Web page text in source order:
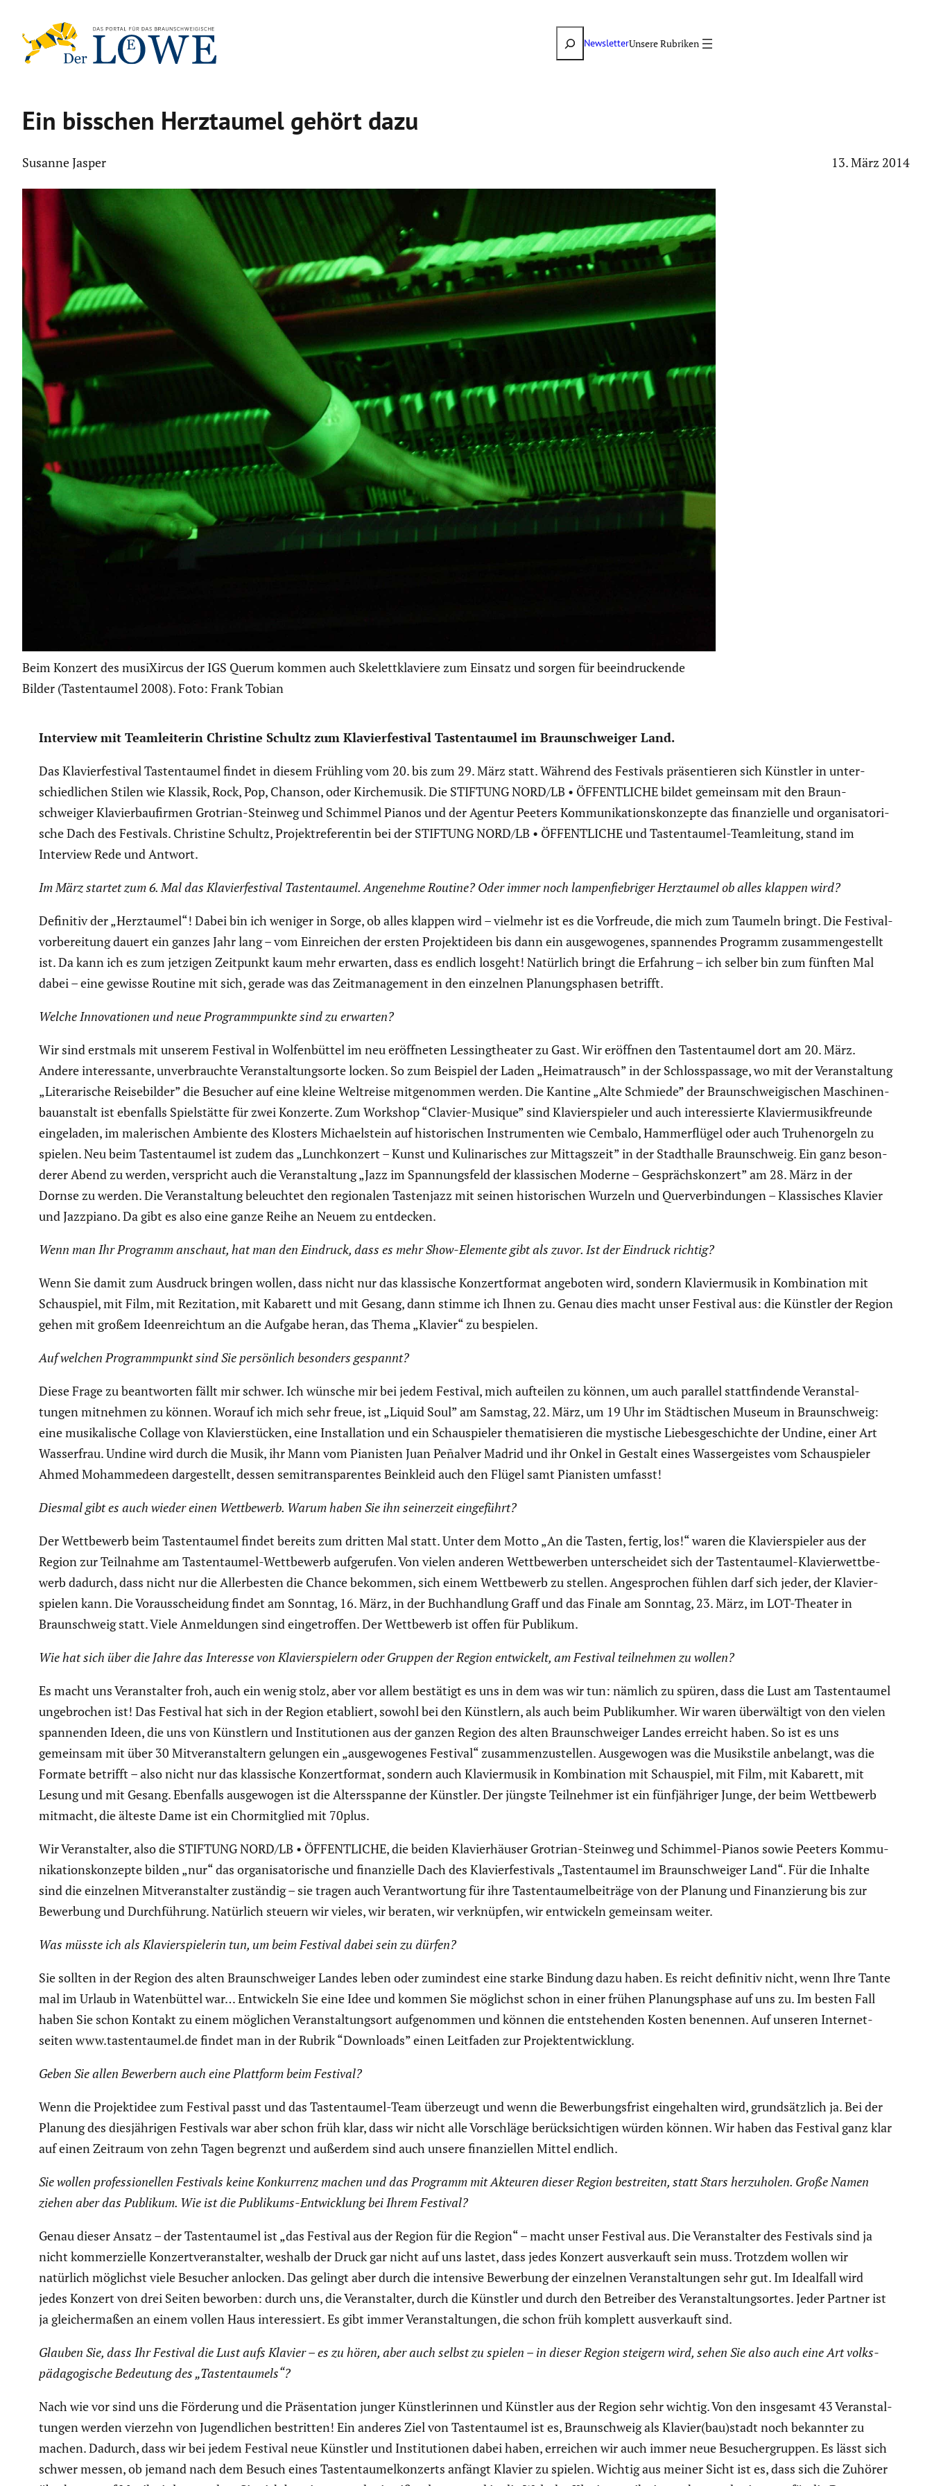
Inhalt
springen
SuchenNewsletter
Ein bisschen Herzt­aumel gehört dazu
Susanne Jasper 13. März 2014
Beim Konzert des musiXircus der IGS Querum kommen auch Skelettklaviere zum Einsatz und sorgen für beeindruckende
Bilder (Tastentaumel 2008). Foto: Frank Tobian
Interview mit Teamlei­terin Christine Schultz zum Klavier­fes­tival Tasten­taumel im Braun­schweiger Land.
Das Klavier­fes­tival Tasten­taumel findet in diesem Frühling vom 20. bis zum 29. März statt. Während des Festivals präsen­tieren sich Künstler in unter­
schied­li­chen Stilen wie Klassik, Rock, Pop, Chanson, oder Kirche­musik. Die STIFTUNG NORD/LB • ÖFFENTLICHE bildet gemeinsam mit den Braun­
schweiger Klavier­bau­firmen Grotrian-Steinweg und Schimmel Pianos und der Agentur Peeters Kommu­ni­ka­ti­ons­kon­zepte das finan­zi­elle und organi­sa­to­ri­
sche Dach des Festivals. Christine Schultz, Projekt­re­fe­rentin bei der STIFTUNG NORD/LB • ÖFFENTLICHE und Tasten­taumel-Teamlei­tung, stand im
Interview Rede und Antwort.
Im März startet zum 6. Mal das Klavier­fes­tival Tasten­taumel. Angenehme Routine? Oder immer noch lampen­fieb­riger Herzt­aumel ob alles klappen wird?
Definitiv der „Herzt­aumel“! Dabei bin ich weniger in Sorge, ob alles klappen wird – vielmehr ist es die Vorfreude, die mich zum Taumeln bringt. Die Festi­val­
vor­be­rei­tung dauert ein ganzes Jahr lang – vom Einrei­chen der ersten Projekt­ideen bis dann ein ausge­wo­genes, spannendes Programm zusam­men­ge­stellt
ist. Da kann ich es zum jetzigen Zeitpunkt kaum mehr erwarten, dass es endlich losgeht! Natürlich bringt die Erfahrung – ich selber bin zum fünften Mal
dabei – eine gewisse Routine mit sich, gerade was das Zeitma­nage­ment in den einzelnen Planungs­phasen betrifft.
Welche Innova­tionen und neue Programm­punkte sind zu erwarten?
Wir sind erstmals mit unserem Festival in Wolfen­büttel im neu eröff­neten Lessing­theater zu Gast. Wir eröffnen den Tasten­taumel dort am 20. März.
Andere inter­es­sante, unver­brauchte Veran­stal­tungs­orte locken. So zum Beispiel der Laden „Heimat­rausch” in der Schlos­s­pas­sage, wo mit der Veran­stal­tung
„Litera­ri­sche Reise­bilder” die Besucher auf eine kleine Weltreise mitge­nommen werden. Die Kantine „Alte Schmiede” der Braun­schwei­gi­schen Maschi­nen­
bau­an­stalt ist ebenfalls Spiel­stätte für zwei Konzerte. Zum Workshop “Clavier-Musique” sind Klavier­spieler und auch inter­es­sierte Klavier­mu­sik­freunde
einge­laden, im maleri­schen Ambiente des Klosters Michaelstein auf histo­ri­schen Instru­menten wie Cembalo, Hammer­flügel oder auch Truhen­or­geln zu
spielen. Neu beim Tasten­taumel ist zudem das „Lunch­kon­zert – Kunst und Kulina­ri­sches zur Mittags­zeit” in der Stadt­halle Braun­schweig. Ein ganz beson­
derer Abend zu werden, verspricht auch die Veran­stal­tung „Jazz im Spannungs­feld der klassi­schen Moderne – Gesprächs­kon­zert” am 28. März in der
Dornse zu werden. Die Veran­stal­tung beleuchtet den regio­nalen Tasten­jazz mit seinen histo­ri­schen Wurzeln und Querver­bin­dungen – Klassi­sches Klavier
und Jazzpiano. Da gibt es also eine ganze Reihe an Neuem zu entdecken.
Wenn man Ihr Programm anschaut, hat man den Eindruck, dass es mehr Show-Elemente gibt als zuvor. Ist der Eindruck richtig?
Wenn Sie damit zum Ausdruck bringen wollen, dass nicht nur das klassi­sche Konzert­format angeboten wird, sondern Klavier­musik in Kombi­na­tion mit
Schau­spiel, mit Film, mit Rezita­tion, mit Kabarett und mit Gesang, dann stimme ich Ihnen zu. Genau dies macht unser Festival aus: die Künstler der Region
gehen mit großem Ideen­reichtum an die Aufgabe heran, das Thema „Klavier“ zu bespielen.
Auf welchen Programm­punkt sind Sie persön­lich besonders gespannt?
Diese Frage zu beant­worten fällt mir schwer. Ich wünsche mir bei jedem Festival, mich aufteilen zu können, um auch parallel statt­fin­dende Veran­stal­
tungen mitnehmen zu können. Worauf ich mich sehr freue, ist „Liquid Soul” am Samstag, 22. März, um 19 Uhr im Städti­schen Museum in Braun­schweig:
eine musika­li­sche Collage von Klavier­stü­cken, eine Instal­la­tion und ein Schau­spieler thema­ti­sieren die mystische Liebes­ge­schichte der Undine, einer Art
Wasser­frau. Undine wird durch die Musik, ihr Mann vom Pianisten Juan Peñalver Madrid und ihr Onkel in Gestalt eines Wasser­geistes vom Schau­spieler
Ahmed Moham­me­deen darge­stellt, dessen semitrans­pa­rentes Beinkleid auch den Flügel samt Pianisten umfasst!
Diesmal gibt es auch wieder einen Wettbe­werb. Warum haben Sie ihn seiner­zeit einge­führt?
Der Wettbe­werb beim Tasten­taumel findet bereits zum dritten Mal statt. Unter dem Motto „An die Tasten, fertig, los!“ waren die Klavier­spieler aus der
Region zur Teilnahme am Tasten­taumel-Wettbe­werb aufge­rufen. Von vielen anderen Wettbe­werben unter­scheidet sich der Tasten­taumel-Klavier­wett­be­
werb dadurch, dass nicht nur die Aller­besten die Chance bekommen, sich einem Wettbe­werb zu stellen. Angespro­chen fühlen darf sich jeder, der Klavier­
spielen kann. Die Vorausschei­dung findet am Sonntag, 16. März, in der Buchhand­lung Graff und das Finale am Sonntag, 23. März, im LOT-Theater in
Braun­schweig statt. Viele Anmel­dungen sind einge­troffen. Der Wettbe­werb ist offen für Publikum.
Wie hat sich über die Jahre das Interesse von Klavier­spie­lern oder Gruppen der Region entwi­ckelt, am Festival teilnehmen zu wollen?
Es macht uns Veran­stalter froh, auch ein wenig stolz, aber vor allem bestätigt es uns in dem was wir tun: nämlich zu spüren, dass die Lust am Tasten­taumel
ungebro­chen ist! Das Festival hat sich in der Region etabliert, sowohl bei den Künstlern, als auch beim Publi­kumher. Wir waren überwäl­tigt von den vielen
spannenden Ideen, die uns von Künstlern und Insti­tu­tionen aus der ganzen Region des alten Braun­schweiger Landes erreicht haben. So ist es uns
gemeinsam mit über 30 Mitver­an­stal­tern gelungen ein „ausge­wo­genes Festival“ zusam­men­zu­stellen. Ausge­wogen was die Musik­stile anbelangt, was die
Formate betrifft – also nicht nur das klassi­sche Konzert­format, sondern auch Klavier­musik in Kombi­na­tion mit Schau­spiel, mit Film, mit Kabarett, mit
Lesung und mit Gesang. Ebenfalls ausge­wogen ist die Alters­spanne der Künstler. Der jüngste Teilnehmer ist ein fünfjäh­riger Junge, der beim Wettbe­werb
mitmacht, die älteste Dame ist ein Chormit­glied mit 70plus.
Wir Veran­stalter, also die STIFTUNG NORD/LB • ÖFFENTLICHE, die beiden Klavier­häuser Grotrian-Steinweg und Schimmel-Pianos sowie Peeters Kommu­
ni­ka­ti­ons­kon­zepte bilden „nur“ das organi­sa­to­ri­sche und finan­zi­elle Dach des Klavier­fes­ti­vals „Tasten­taumel im Braun­schweiger Land“. Für die Inhalte
sind die einzelnen Mitver­an­stalter zuständig – sie tragen auch Verant­wor­tung für ihre Tasten­tau­mel­bei­träge von der Planung und Finan­zie­rung bis zur
Bewerbung und Durch­füh­rung. Natürlich steuern wir vieles, wir beraten, wir verknüpfen, wir entwi­ckeln gemeinsam weiter.
Was müsste ich als Klavier­spie­lerin tun, um beim Festival dabei sein zu dürfen?
Sie sollten in der Region des alten Braun­schweiger Landes leben oder zumindest eine starke Bindung dazu haben. Es reicht definitiv nicht, wenn Ihre Tante
mal im Urlaub in Waten­büttel war… Entwi­ckeln Sie eine Idee und kommen Sie möglichst schon in einer frühen Planungs­phase auf uns zu. Im besten Fall
haben Sie schon Kontakt zu einem möglichen Veran­stal­tungsort aufge­nommen und können die entste­henden Kosten benennen. Auf unseren Inter­net­
seiten www.tastentaumel.de findet man in der Rubrik “Downloads” einen Leitfaden zur Projekt­ent­wick­lung.
Geben Sie allen Bewerbern auch eine Plattform beim Festival?
Wenn die Projekt­idee zum Festival passt und das Tasten­taumel-Team überzeugt und wenn die Bewer­bungs­frist einge­halten wird, grund­sätz­lich ja. Bei der
Planung des diesjäh­rigen Festivals war aber schon früh klar, dass wir nicht alle Vorschläge berück­sich­tigen würden können. Wir haben das Festival ganz klar
auf einen Zeitraum von zehn Tagen begrenzt und außerdem sind auch unsere finan­zi­ellen Mittel endlich.
Sie wollen profes­sio­nellen Festivals keine Konkur­renz machen und das Programm mit Akteuren dieser Region bestreiten, statt Stars herzu­holen. Große Namen
ziehen aber das Publikum. Wie ist die Publikums-Entwick­lung bei Ihrem Festival?
Genau dieser Ansatz – der Tasten­taumel ist „das Festival aus der Region für die Region“ – macht unser Festival aus. Die Veran­stalter des Festivals sind ja
nicht kommer­zi­elle Konzert­ver­an­stalter, weshalb der Druck gar nicht auf uns lastet, dass jedes Konzert ausver­kauft sein muss. Trotzdem wollen wir
natürlich möglichst viele Besucher anlocken. Das gelingt aber durch die intensive Bewerbung der einzelnen Veran­stal­tungen sehr gut. Im Idealfall wird
jedes Konzert von drei Seiten beworben: durch uns, die Veran­stalter, durch die Künstler und durch den Betreiber des Veran­stal­tungs­ortes. Jeder Partner ist
ja gleicher­maßen an einem vollen Haus inter­es­siert. Es gibt immer Veran­stal­tungen, die schon früh komplett ausver­kauft sind.
Glauben Sie, dass Ihr Festival die Lust aufs Klavier – es zu hören, aber auch selbst zu spielen – in dieser Region steigern wird, sehen Sie also auch eine Art volks­
päd­ago­gi­sche Bedeutung des „Tasten­tau­mels“?
Nach wie vor sind uns die Förderung und die Präsen­ta­tion junger Künst­le­rinnen und Künstler aus der Region sehr wichtig. Von den insgesamt 43 Veran­stal­
tungen werden vierzehn von Jugend­li­chen bestritten! Ein anderes Ziel von Tasten­taumel ist es, Braun­schweig als Klavier(bau)stadt noch bekannter zu
machen. Dadurch, dass wir bei jedem Festival neue Künstler und Insti­tu­tionen dabei haben, erreichen wir auch immer neue Besucher­gruppen. Es lässt sich
schwer messen, ob jemand nach dem Besuch eines Tasten­tau­mel­kon­zerts anfängt Klavier zu spielen. Wichtig aus meiner Sicht ist es, dass sich die Zuhörer